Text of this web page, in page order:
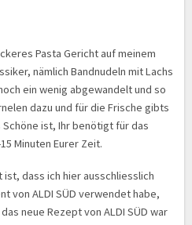
Pasta Gericht auf meinem
nämlich Bandnudeln mit Lachs
ein wenig abgewandelt und so
dazu und für die Frische gibts
ist, Ihr benötigt für das
Minuten Eurer Zeit.
dass ich hier ausschliesslich
von ALDI SÜD verwendet habe,
neue Rezept von ALDI SÜD war